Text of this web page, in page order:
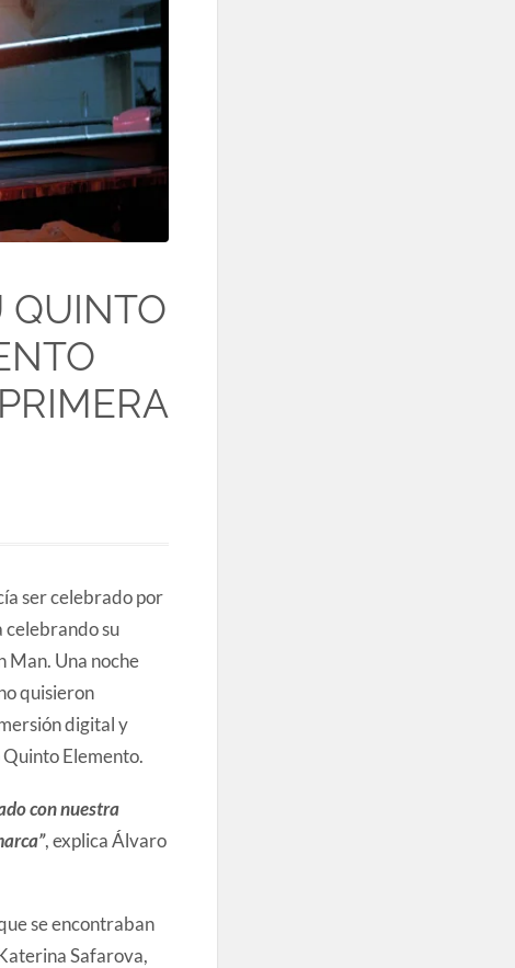
QUINTO
ser celebrado por
celebrando su
Man. Una noche
quisieron
digital y
Elemento.
con nuestra
, explica Álvaro
se encontraban
Safarova,